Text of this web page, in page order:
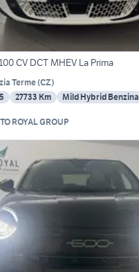
CV DCT MHEV La Prima
Terme(CZ)
27733 Km Mild Hybrid Benzina
ROYAL GROUP